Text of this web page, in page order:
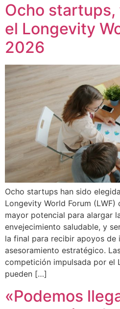
Ocho
el Longevity
2026
Ocho startups han sido
Longevity World Forum
mayor potencial para alargar
envejecimiento saludable, y
la final para recibir apoyos de
asesoramiento estratégico.
competición impulsada por el
pueden […]
«Podemos